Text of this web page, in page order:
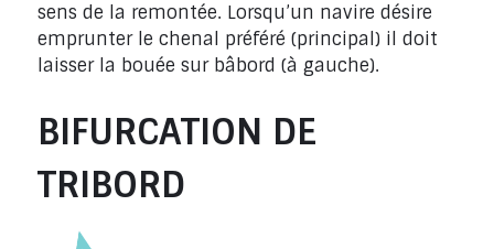
sens de la remontée. Lorsqu’un navire désire
emprunter le chenal préféré (principal) il doit
laisser la bouée sur bâbord (à gauche).
BIFURCATION DE
TRIBORD